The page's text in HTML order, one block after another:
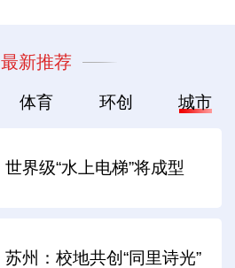
最新推荐
体育 环创 城市
世界级“水上电梯”将成型
苏州：校地共创“同里诗光”